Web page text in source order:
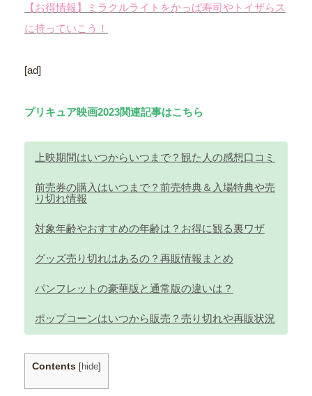
【お得情報】ミラクルライトをかっぱ寿司やトイザらス
に持っていこう！
[ad]
プリキュア映画2023関連記事はこちら
上映期間はいつからいつまで？観た人の感想口コミ
前売券の購入はいつまで？前売特典＆入場特典や売
り切れ情報
対象年齢やおすすめの年齢は？お得に観る裏ワザ
グッズ売り切れはあるの？再販情報まとめ
パンフレットの豪華版と通常版の違いは？
ポップコーンはいつから販売？売り切れや再販状況
Contents [hide]